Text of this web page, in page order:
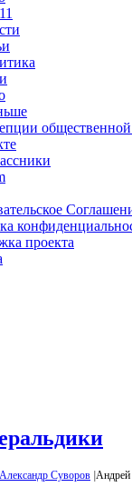
проекта
Александр Суворов |